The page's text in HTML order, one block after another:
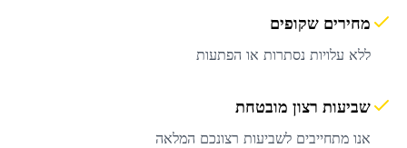
מחירים שקופים
ללא עלויות נסתרות או הפתעות
שביעות רצון מובטחת
אנו מתחייבים לשביעות רצונכם המלאה